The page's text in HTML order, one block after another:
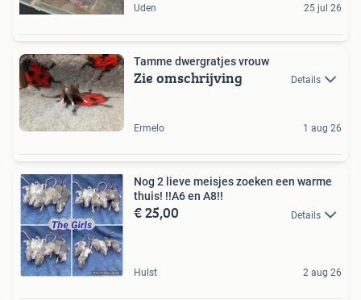
Uden 25 jul 26
Tamme dwergratjes vrouw
Zie omschrijving Details
Ermelo 1 aug 26
Nog 2 lieve meisjes zoeken een warme
thuis! !!A6 en A8!!
€ 25,00 Details
Hulst 2 aug 26